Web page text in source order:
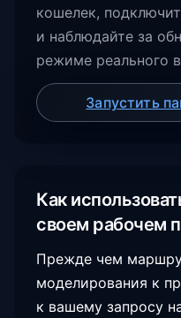
кошелек,
и наблюдайте за
режиме реального
Запустить
Как
своем рабочем
Прежде чем
моделирования к
к вашему запросу